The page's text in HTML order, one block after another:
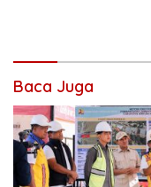
Baca Juga